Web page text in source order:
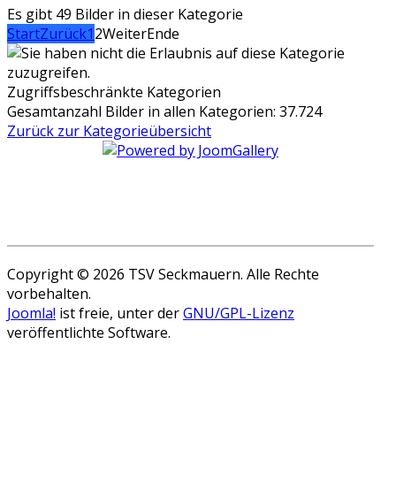
Es gibt 49 Bilder in dieser Kategorie
StartZurück12WeiterEnde
Zugriffsbeschränkte Kategorien
Gesamtanzahl Bilder in allen Kategorien: 37.724
Zurück zur Kategorieübersicht
Copyright © 2026 TSV Seckmauern. Alle Rechte
vorbehalten.
Joomla! ist freie, unter derGNU/GPL-Lizenz
veröffentlichte Software.